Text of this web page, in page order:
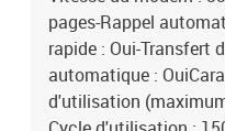
pages-Rappel
rapide : Oui-Transfert
automatique :
d'utilisation